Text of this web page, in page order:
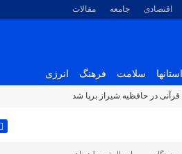
اقتصادی جامعه مقالات
استانها سلامت فرهنگ انرژی
در حافظیه شیراز برپا شد